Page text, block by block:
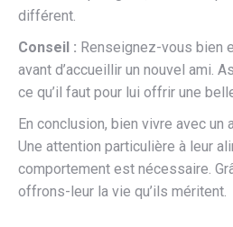
différent.
Conseil : Renseignez-vous bien
avant d’accueillir un nouvel ami.
ce qu’il faut pour lui offrir une
En conclusion, bien vivre avec un
Une attention particulière à leur
comportement est nécessaire.
offrons-leur la vie qu’ils méritent.